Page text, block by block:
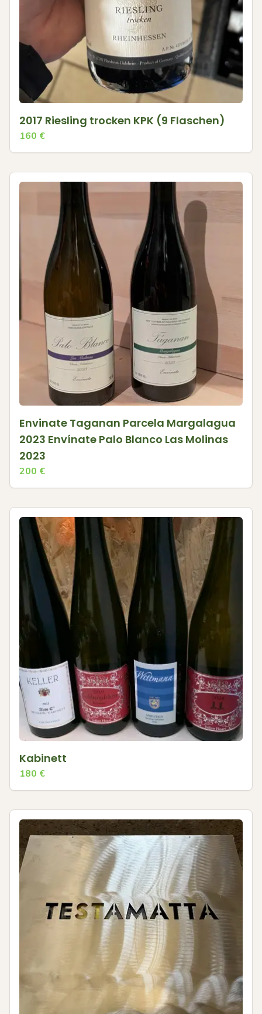
2017 Riesling trocken KPK (9 Flaschen)
160 €
Envinate Taganan Parcela Margalagua
2023 Envínate Palo Blanco Las Molinas
2023
200 €
Kabinett
180 €